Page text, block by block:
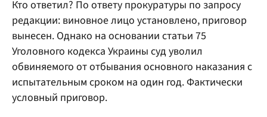
Кто ответил? По ответу прокуратуры по запросу
редакции: виновное лицо установлено, приговор
вынесен. Однако на основании статьи 75
Уголовного кодекса Украины суд уволил
обвиняемого от отбывания основного наказания с
испытательным сроком на один год. Фактически
условный приговор.